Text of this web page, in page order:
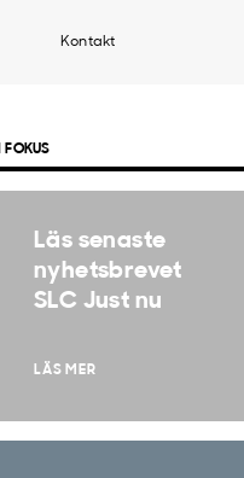
Kontakt
I FOKUS
Läs senaste
nyhetsbrevet
SLC Just nu
LÄS MER